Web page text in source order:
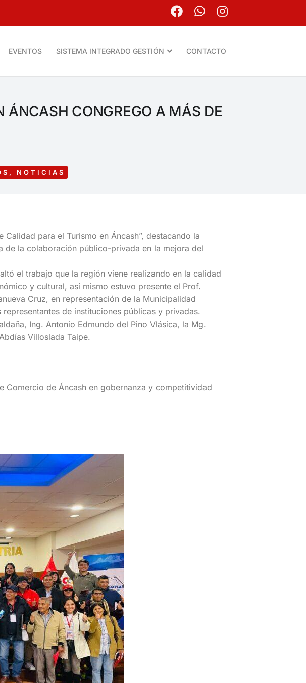
EVENTOS SISTEMA INTEGRADO GESTIÓN CONTACTO
ÁNCASH CONGREGO A MÁS DE
, NOTICIAS
para el Turismo en Áncash”, destacando la
de la colaboración público-privada en la mejora del
el trabajo que la región viene realizando en la calidad
y cultural, así mismo estuvo presente el Prof.
Cruz, en representación de la Municipalidad
de instituciones públicas y privadas.
Ing. Antonio Edmundo del Pino Vlásica, la Mg.
Villoslada Taipe.
Comercio de Áncash en gobernanza y competitividad